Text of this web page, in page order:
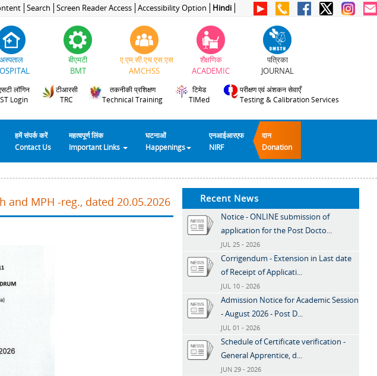
Search Screen Reader Access Accessibility Option Hindi
अस्पताल
बीएमटी
BMT
ए.एम.सी.एच.एस.एस
AMCHSS
शैक्षणिक
ACADEMIC
पत्रिका
JOURNAL
लॉगिन
Login
टीआरसी
TRC
तकनीकी प्रशिक्षण
Technical Training
टिमेड
TIMed
परीक्षण एवं अंशकन सेवाएँ
Testing & Calibration Services
हमें संपर्क करें
Contact Us
महत्वपूर्ण लिंक
Important Links
घटनाओं
Happenings
एनआईआरएफ
NIRF
दान
Donation
MPH -reg., dated 20.05.2026 Recent News
Notice - ONLINE submission of
application for the Post Docto...
JUL 25 - 2026
Corrigendum - Extension in Last date
of Receipt of Applicati...
JUL 10 - 2026
Admission Notice for Academic Session
- August 2026 - Post D...
JUL 01 - 2026
Schedule of Certificate verification -
General Apprentice, d...
JUN 29 - 2026